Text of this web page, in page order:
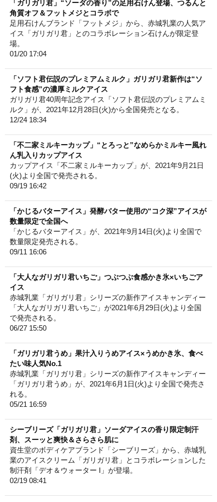
「ガリガリ君」“ソーダの香り”の足用石けん登場、つるんと
角質オフ＆フットメジとコラボで
足用石けんブランド「フットメジ」から、赤城乳業の人気ア
イス「ガリガリ君」とのコラボレーション石けんが限定登
場。
01/20 17:04
「ソフト君伝説のプレミアムミルク」ガリガリ君新作は“ソ
フト食感”の濃厚ミルクアイス
ガリガリ君40周年記念アイス「ソフト君伝説のプレミアムミ
ルク」が、2021年12月28日(火)から全国発売となる。
12/24 18:34
「不二家ミルキーカップ」“とろっと”なめらかミルキー風れ
ん乳入りカップアイス
カップアイス「不二家ミルキーカップ」が、2021年9月21日
(火)より全国で発売される。
09/19 16:42
「かじるバターアイス」発酵バター使用の“コク深”アイスが
数量限定で全国へ
「かじるバターアイス」が、2021年9月14日(火)より全国で
数量限定発売される。
09/11 16:06
「大人なガリガリ君いちご」つぶつぶ食感かき氷×いちごア
イス
赤城乳業「ガリガリ君」シリーズの新作アイスキャンディー
「大人なガリガリ君いちご」が2021年6月29日(火)より全国
で発売される。
06/27 15:50
「ガリガリ君うめ」果汁入りうめアイス×うめかき氷、食べ
たい味人気No.1
赤城乳業「ガリガリ君」シリーズの新作アイスキャンディー
「ガリガリ君うめ」が、2021年6月1日(火)より全国で発売さ
れる。
05/21 16:59
シーブリーズ「ガリガリ君」ソーダアイスの香り限定制汗
剤、スーッと爽快＆さらさら肌に
資生堂のボディケアブランド「シーブリーズ」から、赤城乳
業のアイスクリーム「ガリガリ君」とコラボレーションした
制汗剤「デオ＆ウォーター I」が登場。
02/19 08:41